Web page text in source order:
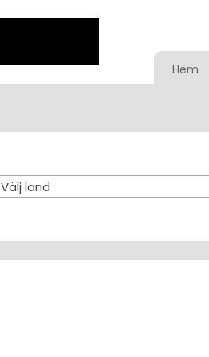
Hem
Välj land